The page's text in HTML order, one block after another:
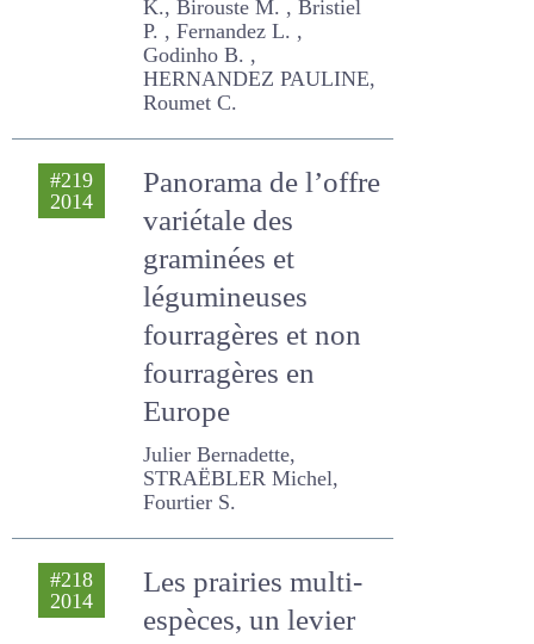
Panorama de
l’offre variétale des
graminées et
légumineuses
fourragères et non
fourragères en
Europe
Julier Bernadette,
STRAËBLER Michel, Fourtier
S.
Les prairies multi-
espèces, un levier
pour des systèmes
fourragers
performants